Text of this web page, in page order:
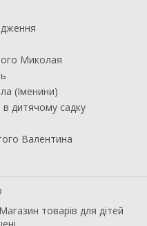
Миколая
(Іменини)
дитячому садку
Валентина
товарів для дітей